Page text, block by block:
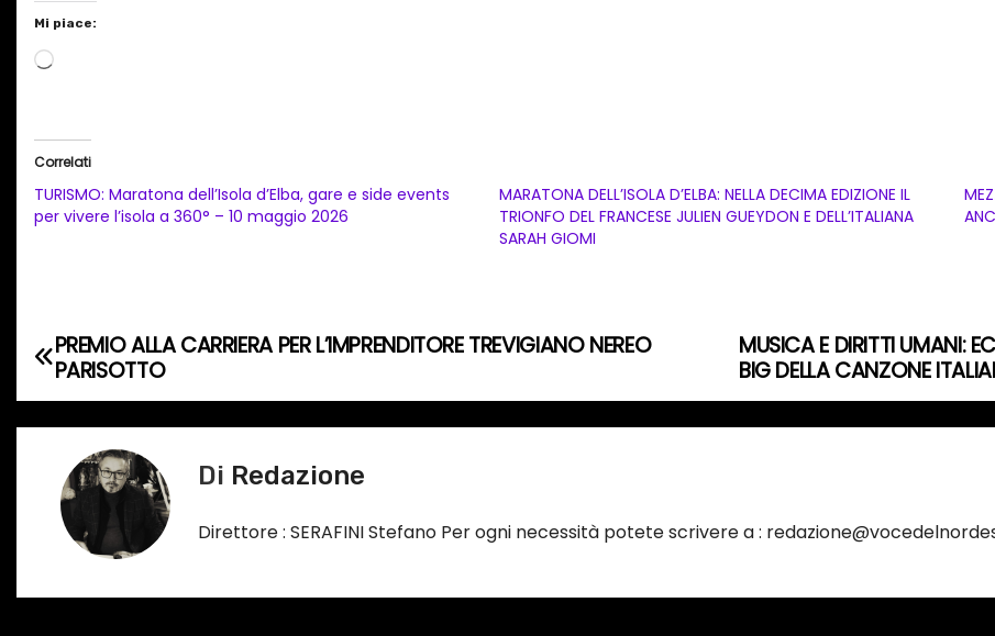
Mi piace:
C
a
t
o
i
n
o
Correlati
TURISMO: Maratona dell’Isola d’Elba, gare e side events
per vivere l’isola a 360° – 10 maggio 2026
MARATONA DELL’ISOLA D’ELBA: NELLA DECIMA EDIZIONE IL
TRIONFO DEL FRANCESE JULIEN GUEYDON E DELL’ITALIANA
SARAH GIOMI
N
a
MUSICA E DIRITTI UMANI:
BIG DELLA CANZONE
PREMIO ALLA CARRIERA PER L’IMPRENDITORE TREVIGIANO NEREO
PARISOTTO
Di Redazione
Direttore : SERAFINI Stefano Per ogni necessità potete scrivere a :